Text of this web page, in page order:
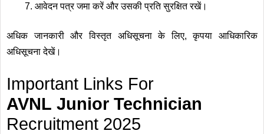
आवेदन पत्र जमा करें और उसकी प्रति सुरक्षित रखें।
अधिक जानकारी और विस्तृत अधिसूचना के लिए, कृपया आधिकारिक
अधिसूचना देखें।
Important Links For
AVNL Junior Technician
Recruitment 2025